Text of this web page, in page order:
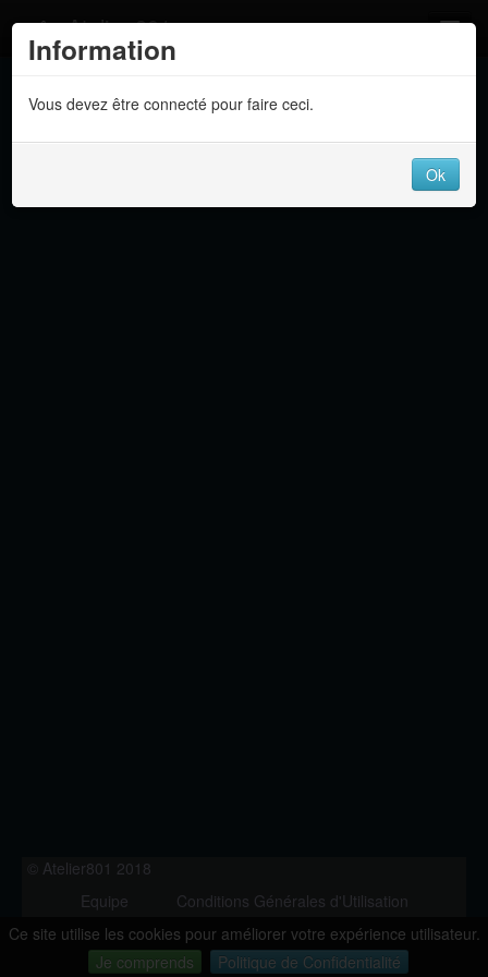
Ce site utilise les cookies pour améliorer votre expérience utilisateur.
Je comprends
Politique de Confidentialité
Information
Vous devez être connecté pour faire ceci.
Ok
Atelier 801
Dev Tracker
Langue
© Atelier801 2018
Equipe
Conditions Générales d'Utilisation
Politique de Confidentialité
Contact
Version 1.27